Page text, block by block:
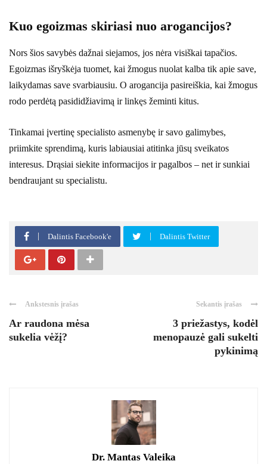
Kuo egoizmas skiriasi nuo arogancijos?
Nors šios savybės dažnai siejamos, jos nėra visiškai tapačios.
Egoizmas išryškėja tuomet, kai žmogus nuolat kalba tik apie save,
laikydamas save svarbiausiu. O arogancija pasireiškia, kai žmogus
rodo perdėtą pasididžiavimą ir linkęs žeminti kitus.
Tinkamai įvertinę specialisto asmenybę ir savo galimybes,
priimkite sprendimą, kuris labiausiai atitinka jūsų sveikatos
interesus. Drąsiai siekite informacijos ir pagalbos – net ir sunkiai
bendraujant su specialistu.
Dalintis Facebook'e Dalintis Twitter
Ankstesnis įrašas
Ar raudona mėsa
sukelia vėžį?
Sekantis įrašas
3 priežastys, kodėl
menopauzė gali sukelti
pykinimą
Dr. Mantas Valeika